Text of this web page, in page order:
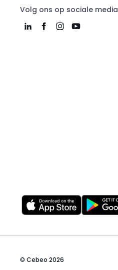
Volg ons op sociale media
© Cebeo 2026